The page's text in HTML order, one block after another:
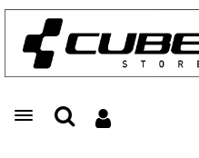
Toggle navigation